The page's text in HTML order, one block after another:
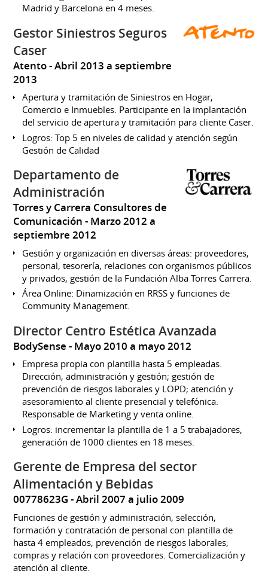
Madrid y Barcelona en 4 meses.
Gestor Siniestros Seguros
Caser
Atento
Abril 2013 a septiembre
2013
Apertura y tramitación de Siniestros en Hogar,
Comercio e Inmuebles. Participante en la implantación
del servicio de apertura y tramitación para cliente Caser.
Logros: Top 5 en niveles de calidad y atención según
Gestión de Calidad
Departamento de
Administración
Torres y Carrera Consultores de
Comunicación
Marzo 2012 a
septiembre 2012
Gestión y organización en diversas áreas: proveedores,
personal, tesorería, relaciones con organismos públicos
y privados, gestión de la Fundación Alba Torres Carrera.
Área Online: Dinamización en RRSS y funciones de
Community Management.
Director Centro Estética Avanzada
BodySense Mayo 2010 a mayo 2012
Empresa propia con plantilla hasta 5 empleadas.
Dirección, administración y gestión; gestión de
prevención de riesgos laborales y LOPD; atención y
asesoramiento al cliente presencial y telefónica.
Responsable de Marketing y venta online.
Logros: incrementar la plantilla de 1 a 5 trabajadores,
generación de 1000 clientes en 18 meses.
Gerente de Empresa del sector
Alimentación y Bebidas
00778623G Abril 2007 a julio 2009
Funciones de gestión y administración, selección,
formación y contratación de personal con plantilla de
hasta 4 empleados; prevención de riesgos laborales;
compras y relación con proveedores. Comercialización y
atención al cliente.